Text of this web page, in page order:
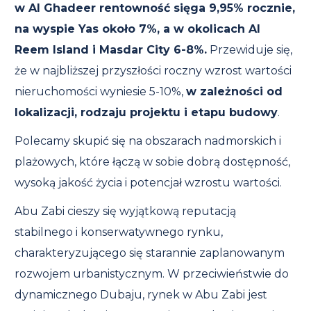
w Al Ghadeer rentowność sięga 9,95% rocznie,
na wyspie Yas około 7%, a w okolicach Al
Reem Island i Masdar City 6-8%. Przewiduje się,
że w najbliższej przyszłości roczny wzrost wartości
nieruchomości wyniesie 5-10%, w zależności od
lokalizacji, rodzaju projektu i etapu budowy.
Polecamy skupić się na obszarach nadmorskich i
plażowych, które łączą w sobie dobrą dostępność,
wysoką jakość życia i potencjał wzrostu wartości.
Abu Zabi cieszy się wyjątkową reputacją
stabilnego i konserwatywnego rynku,
charakteryzującego się starannie zaplanowanym
rozwojem urbanistycznym. W przeciwieństwie do
dynamicznego Dubaju, rynek w Abu Zabi jest